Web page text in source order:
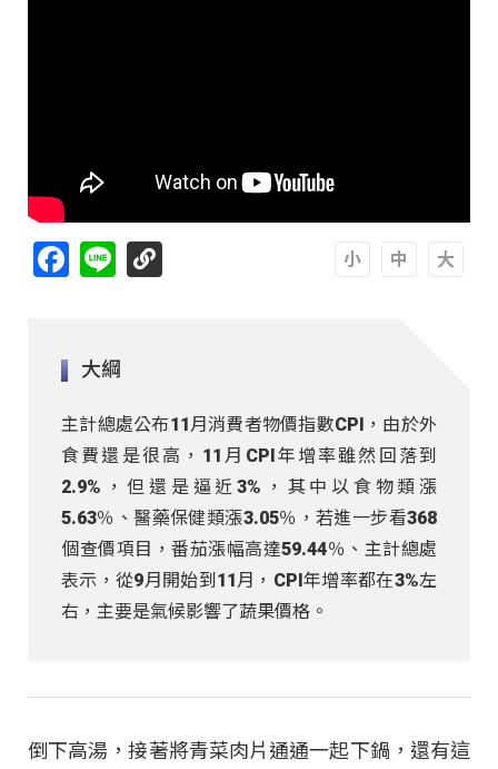
Facebook
Line
大綱
主計總處公布11月消費者物價指數CPI，由於外
食費還是很高，11月CPI年增率雖然回落到
2.9%，但還是逼近3%，其中以食物類漲
5.63％、醫藥保健類漲3.05％，若進一步看368
個查價項目，番茄漲幅高達59.44％、主計總處
表示，從9月開始到11月，CPI年增率都在3%左
右，主要是氣候影響了蔬果價格。
倒下高湯，接著將青菜肉片通通一起下鍋，還有這